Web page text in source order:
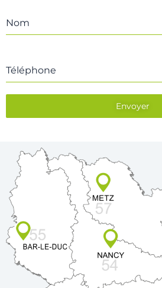
Nom
Téléphone
Envoyer